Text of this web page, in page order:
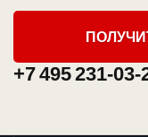
+7 495 231-03-